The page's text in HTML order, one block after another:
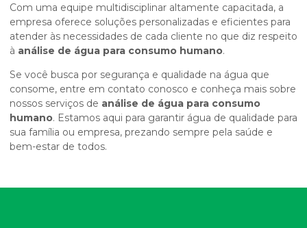
Com uma equipe multidisciplinar altamente capacitada, a
empresa oferece soluções personalizadas e eficientes para
atender às necessidades de cada cliente no que diz respeito
à análise de água para consumo humano.
Se você busca por segurança e qualidade na água que
consome, entre em contato conosco e conheça mais sobre
nossos serviços de análise de água para consumo
humano. Estamos aqui para garantir água de qualidade para
sua família ou empresa, prezando sempre pela saúde e
bem-estar de todos.